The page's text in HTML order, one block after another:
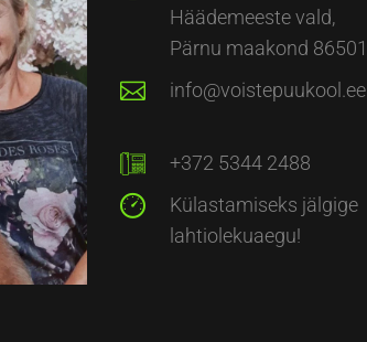
Häädemeeste vald,
Pärnu maakond 86501
info@voistepuukool.ee
+372 5344 2488
Külastamiseks jälgige
lahtiolekuaegu!